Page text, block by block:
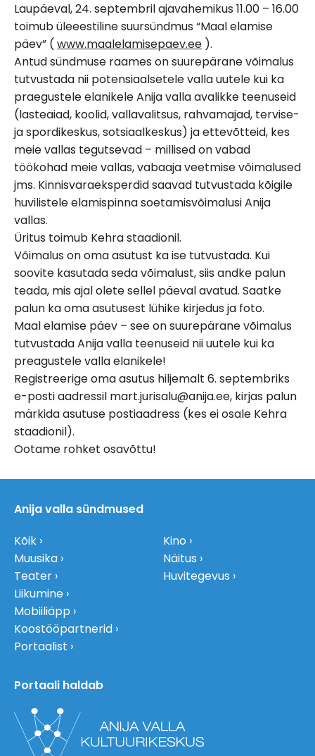
Laupäeval, 24. septembril ajavahemikus 11.00 – 16.00
toimub üleeestiline suursündmus “Maal elamise
päev” ( www.maalelamisepaev.ee ).
Antud sündmuse raames on suurepärane võimalus
tutvustada nii potensiaalsetele valla uutele kui ka
praegustele elanikele Anija valla avalikke teenuseid
(lasteaiad, koolid, vallavalitsus, rahvamajad, tervise-
ja spordikeskus, sotsiaalkeskus) ja ettevõtteid, kes
meie vallas tegutsevad – millised on vabad
töökohad meie vallas, vabaaja veetmise võimalused
jms. Kinnisvaraeksperdid saavad tutvustada kõigile
huvilistele elamispinna soetamisvõimalusi Anija
vallas.
Üritus toimub Kehra staadionil.
Võimalus on oma asutust ka ise tutvustada. Kui
soovite kasutada seda võimalust, siis andke palun
teada, mis ajal olete sellel päeval avatud. Saatke
palun ka oma asutusest lühike kirjedus ja foto.
Maal elamise päev – see on suurepärane võimalus
tutvustada Anija valla teenuseid nii uutele kui ka
preagustele valla elanikele!
Registreerige oma asutus hiljemalt 6. septembriks
e-posti aadressil mart.jurisalu@anija.ee, kirjas palun
märkida asutuse postiaadress (kes ei osale Kehra
staadionil).
Ootame rohket osavõttu!
Anija valla sündmused
Kõik
Muusika
Teater
Liikumine
Kino
Näitus
Huvitegevus
Mobiiliäpp
Koostööpartnerid
Portaalist
Portaali haldab